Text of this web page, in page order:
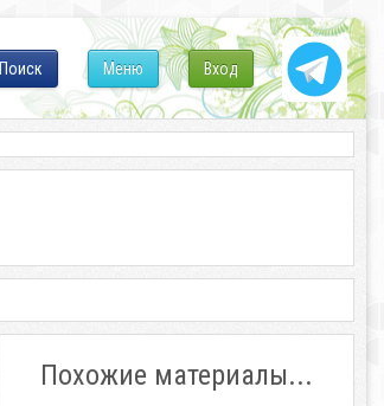
Вход
Меню
Поиск
Похожие материалы...